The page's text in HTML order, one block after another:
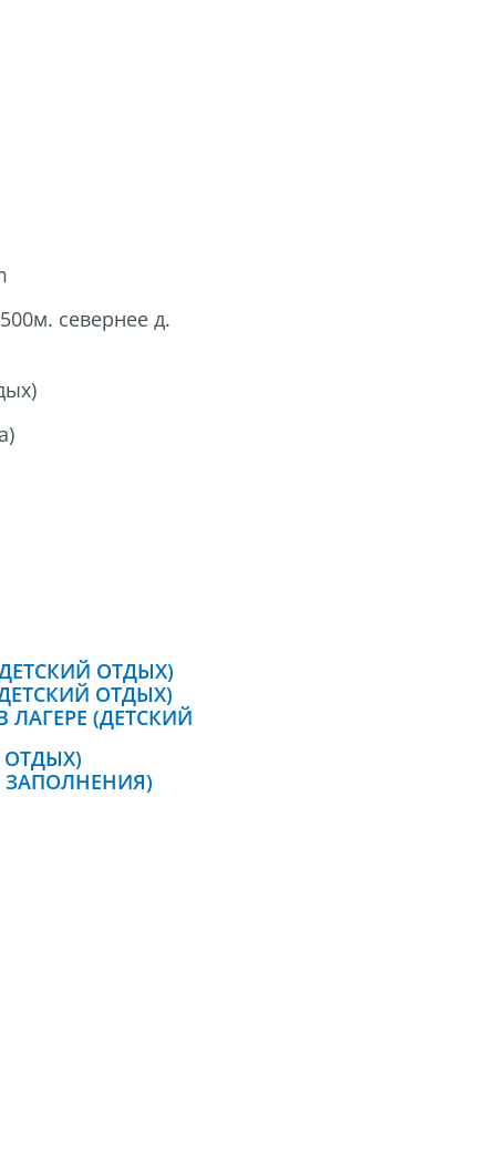
севернее д.
ОТДЫХ)
ОТДЫХ)
(ДЕТСКИЙ
ОТДЫХ)
ЗАПОЛНЕНИЯ)